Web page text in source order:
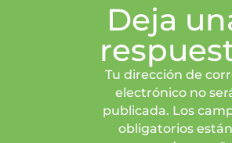
Deja
Tu dirección de
electrónico no
publicada. Los
obligatorios están